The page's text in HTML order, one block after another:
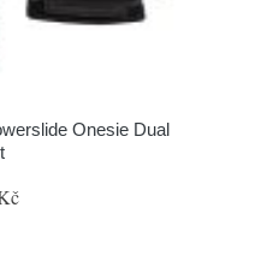
Onesie Dual